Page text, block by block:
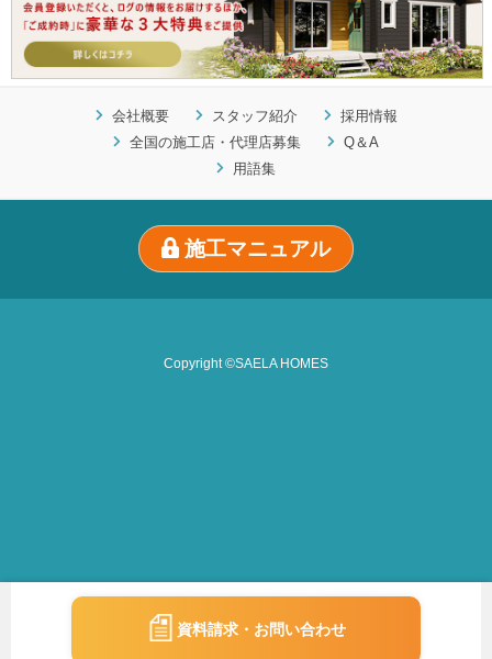
資料請求・お問い合わせ
会社概要 スタッフ紹介
採用情報
全国の施工店・代理店募集
Q＆A
用語集
施工マニュアル
Copyright ©SAELA HOMES